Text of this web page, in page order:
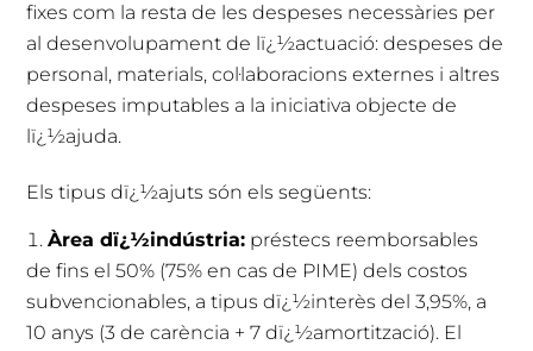
fixes com la resta de les despeses necessàries per
al desenvolupament de lï¿½actuació: despeses de
personal, materials, col·laboracions externes i altres
despeses imputables a la iniciativa objecte de
lï¿½ajuda.
Els tipus dï¿½ajuts són els següents:
Àrea dï¿½indústria: préstecs reemborsables
de fins el 50% (75% en cas de PIME) dels costos
subvencionables, a tipus dï¿½interès del 3,95%, a
10 anys (3 de carència + 7 dï¿½amortització). El